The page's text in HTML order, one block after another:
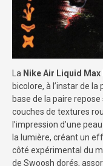
La Nike Air Liquid Max
bicolore, à l’instar de
base de la paire
couches de textures
l’impression d’une
la lumière, créant un
côté expérimental du
de Swoosh dorés,